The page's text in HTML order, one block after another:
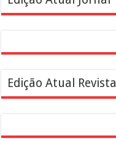
Edição Atual Revista